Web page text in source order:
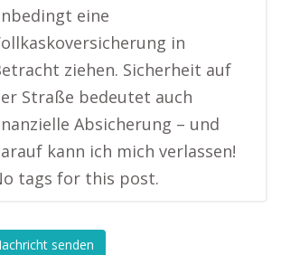
eine
in
ziehen. Sicherheit auf
Straße bedeutet auch
Absicherung – und
kann ich mich verlassen!
tags for this post.
senden